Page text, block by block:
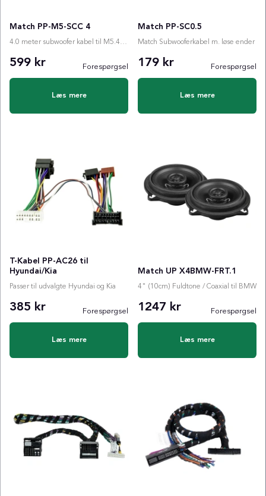
Match PP-M5-SCC 4
4.0 meter subwoofer kabel til M5.4/M5DSP
599 kr Forespørgsel
Læs mere
Match PP-SC0.5
Match Subwooferkabel m. løse ender
179 kr Forespørgsel
Læs mere
T-Kabel PP-AC26 til
Hyundai/Kia
Passer til udvalgte Hyundai og Kia
385 kr Forespørgsel
Læs mere
Match UP X4BMW-FRT.1
4" (10cm) Fuldtone / Coaxial til BMW
1247 kr Forespørgsel
Læs mere